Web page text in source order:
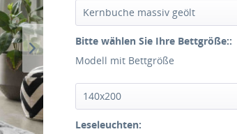
Bitte wählen Sie Ihre Bettgröße::
Modell mit Bettgröße
Leseleuchten: